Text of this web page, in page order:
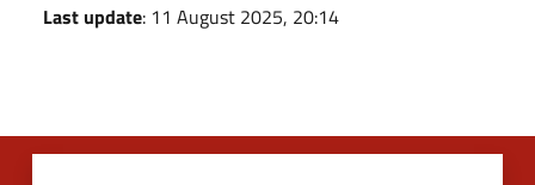
Last update: 11 August 2025, 20:14